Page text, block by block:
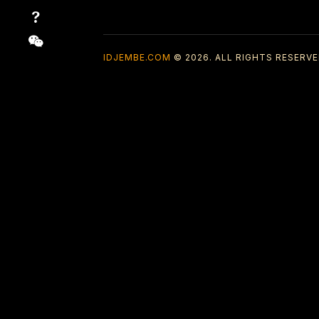
IDJEMBE.COM © 2026. ALL RIGHTS